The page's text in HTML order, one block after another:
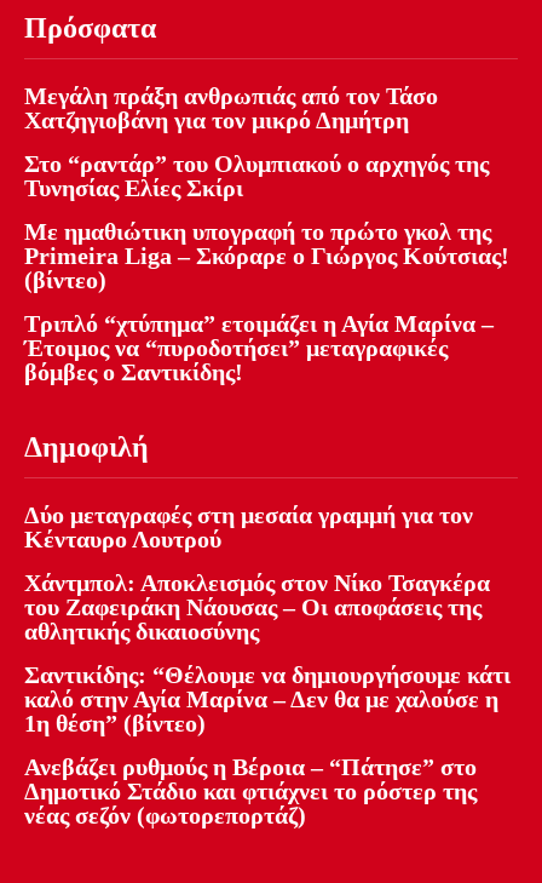
Πρόσφατα
Μεγάλη πράξη ανθρωπιάς από τον Τάσο
Χατζηγιοβάνη για τον μικρό Δημήτρη
Στο “ραντάρ” του Ολυμπιακού ο αρχηγός της
Τυνησίας Ελίες Σκίρι
Με ημαθιώτικη υπογραφή το πρώτο γκολ της
Primeira Liga – Σκόραρε ο Γιώργος Κούτσιας!
(βίντεο)
Τριπλό “χτύπημα” ετοιμάζει η Αγία Μαρίνα –
Έτοιμος να “πυροδοτήσει” μεταγραφικές
βόμβες ο Σαντικίδης!
Δημοφιλή
Δύο μεταγραφές στη μεσαία γραμμή για τον
Κένταυρο Λουτρού
Χάντμπολ: Αποκλεισμός στον Νίκο Τσαγκέρα
του Ζαφειράκη Νάουσας – Οι αποφάσεις της
αθλητικής δικαιοσύνης
Σαντικίδης: “Θέλουμε να δημιουργήσουμε κάτι
καλό στην Αγία Μαρίνα – Δεν θα με χαλούσε η
1η θέση” (βίντεο)
Ανεβάζει ρυθμούς η Βέροια – “Πάτησε” στο
Δημοτικό Στάδιο και φτιάχνει το ρόστερ της
νέας σεζόν (φωτορεπορτάζ)